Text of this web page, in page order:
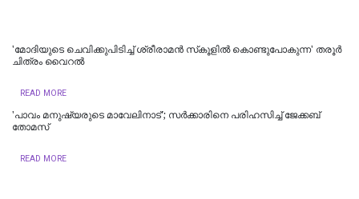
'മോദിയുടെ ചെവിക്കുപിടിച്ച്‌​ ശ്രീരാമന്‍ സ്​കൂളില്‍ കൊണ്ടുപോകുന്ന' തരൂര്‍
ചിത്രം വൈറല്‍
READ MORE
'പാവം മനുഷ്യരുടെ മാവേലിനാട്'; സർക്കാരിനെ പരിഹസിച്ച് ജേക്കബ്
തോമസ്
READ MORE